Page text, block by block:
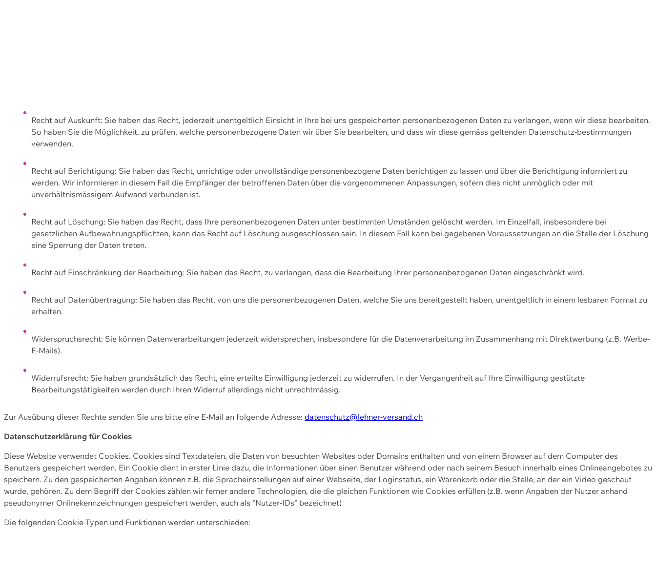
Recht auf Auskunft: Sie haben das Recht, jederzeit unentgeltlich Einsicht in Ihre bei uns gespeicherten personenbezogenen Daten zu verlangen, wenn wir diese bearbeiten.
So haben Sie die Möglichkeit, zu prüfen, welche personenbezogene Daten wir über Sie bearbeiten, und dass wir diese gemäss geltenden Datenschutz-bestimmungen
verwenden.
Recht auf Berichtigung: Sie haben das Recht, unrichtige oder unvollständige personenbezogene Daten berichtigen zu lassen und über die Berichtigung informiert zu
werden. Wir informieren in diesem Fall die Empfänger der betroffenen Daten über die vorgenommenen Anpassungen, sofern dies nicht unmöglich oder mit
unverhältnismässigem Aufwand verbunden ist.
Recht auf Löschung: Sie haben das Recht, dass Ihre personenbezogenen Daten unter bestimmten Umständen gelöscht werden. Im Einzelfall, insbesondere bei
gesetzlichen Aufbewahrungspflichten, kann das Recht auf Löschung ausgeschlossen sein. In diesem Fall kann bei gegebenen Voraussetzungen an die Stelle der Löschung
eine Sperrung der Daten treten.
Recht auf Einschränkung der Bearbeitung: Sie haben das Recht, zu verlangen, dass die Bearbeitung Ihrer personenbezogenen Daten eingeschränkt wird.
Recht auf Datenübertragung: Sie haben das Recht, von uns die personenbezogenen Daten, welche Sie uns bereitgestellt haben, unentgeltlich in einem lesbaren Format zu
erhalten.
Widerspruchsrecht: Sie können Datenverarbeitungen jederzeit widersprechen, insbesondere für die Datenverarbeitung im Zusammenhang mit Direktwerbung (z.B. Werbe-
E-Mails).
Widerrufsrecht: Sie haben grundsätzlich das Recht, eine erteilte Einwilligung jederzeit zu widerrufen. In der Vergangenheit auf Ihre Einwilligung gestützte
Bearbeitungstätigkeiten werden durch Ihren Widerruf allerdings nicht unrechtmässig.
Zur Ausübung dieser Rechte senden Sie uns bitte eine E-Mail an folgende Adresse: datenschutz@lehner-versand.ch
Datenschutzerklärung für Cookies
Diese Website verwendet Cookies. Cookies sind Textdateien, die Daten von besuchten Websites oder Domains enthalten und von einem Browser auf dem Computer des
Benutzers gespeichert werden. Ein Cookie dient in erster Linie dazu, die Informationen über einen Benutzer während oder nach seinem Besuch innerhalb eines Onlineangebotes zu
speichern. Zu den gespeicherten Angaben können z.B. die Spracheinstellungen auf einer Webseite, der Loginstatus, ein Warenkorb oder die Stelle, an der ein Video geschaut
wurde, gehören. Zu dem Begriff der Cookies zählen wir ferner andere Technologien, die die gleichen Funktionen wie Cookies erfüllen (z.B. wenn Angaben der Nutzer anhand
pseudonymer Onlinekennzeichnungen gespeichert werden, auch als "Nutzer-IDs" bezeichnet)
Die folgenden Cookie-Typen und Funktionen werden unterschieden: